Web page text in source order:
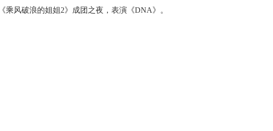
乘风破浪的姐姐2》成团之夜，表演《DNA》。